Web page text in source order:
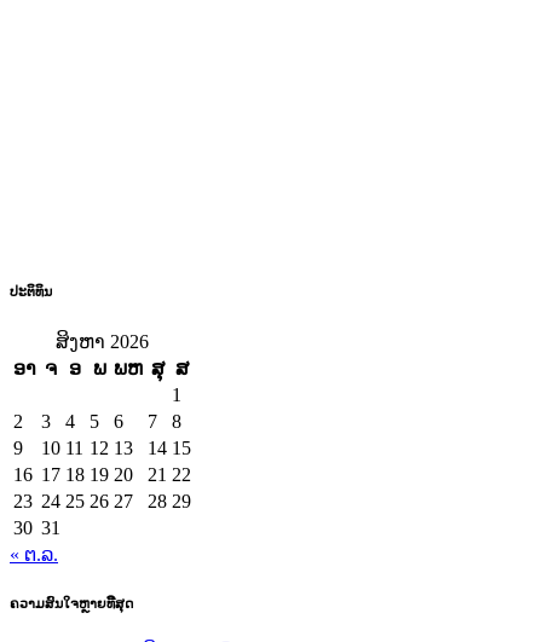
ປະຕິທິນ
ສິງຫາ 2026
ອາ ຈ ອ ພ ພຫ ສຸ ສ
1
2
3 4 5 6 7
8
9
10 11 12 13 14 15
16 17 18 19 20 21 22
23 24 25 26 27 28 29
30 31
« ຕ.ລ.
ຄວາມສົນໃຈຫຼາຍທີີສຸດ